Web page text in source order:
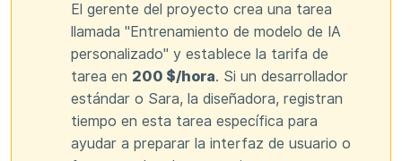
El gerente del proyecto crea una tarea
llamada "Entrenamiento de modelo de IA
personalizado" y establece la tarifa de
tarea en 200 $/hora. Si un desarrollador
estándar o Sara, la diseñadora, registran
tiempo en esta tarea específica para
ayudar a preparar la interfaz de usuario o